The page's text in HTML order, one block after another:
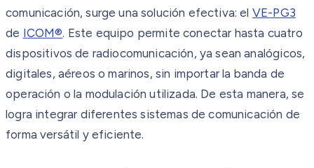
comunicación, surge una solución efectiva: el VE-PG3
de ICOM®. Este equipo permite conectar hasta cuatro
dispositivos de radiocomunicación, ya sean analógicos,
digitales, aéreos o marinos, sin importar la banda de
operación o la modulación utilizada. De esta manera, se
logra integrar diferentes sistemas de comunicación de
forma versátil y eficiente.